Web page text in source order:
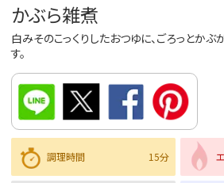
かぶら雑煮
白みそのこっくりしたおつゆに、ごろっとか
す。
調理時間 15分